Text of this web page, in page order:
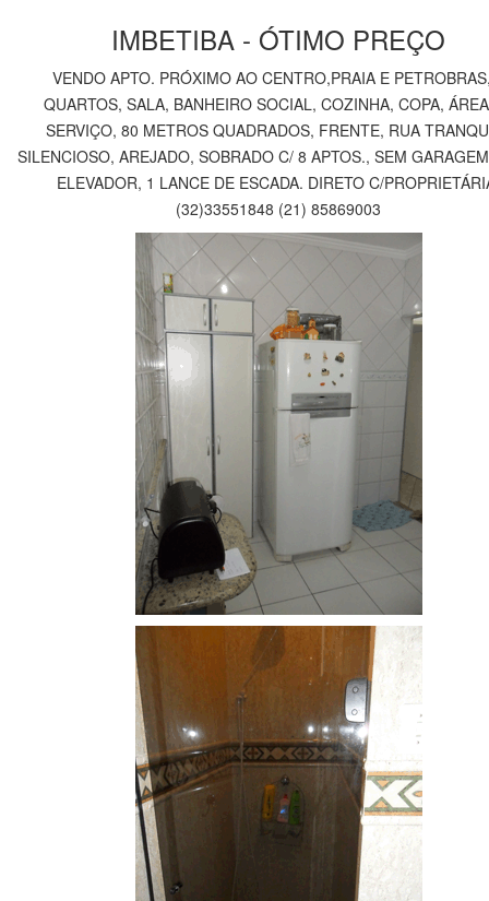
IMBETIBA - ÓTIMO PREÇO
VENDO APTO. PRÓXIMO AO CENTRO,PRAIA E
QUARTOS, SALA, BANHEIRO SOCIAL, COZINHA, COPA,
SERVIÇO, 80 METROS QUADRADOS, FRENTE, RUA
SILENCIOSO, AREJADO, SOBRADO C/ 8 APTOS., SEM
ELEVADOR, 1 LANCE DE ESCADA. DIRETO C/
(32)33551848 (21) 85869003